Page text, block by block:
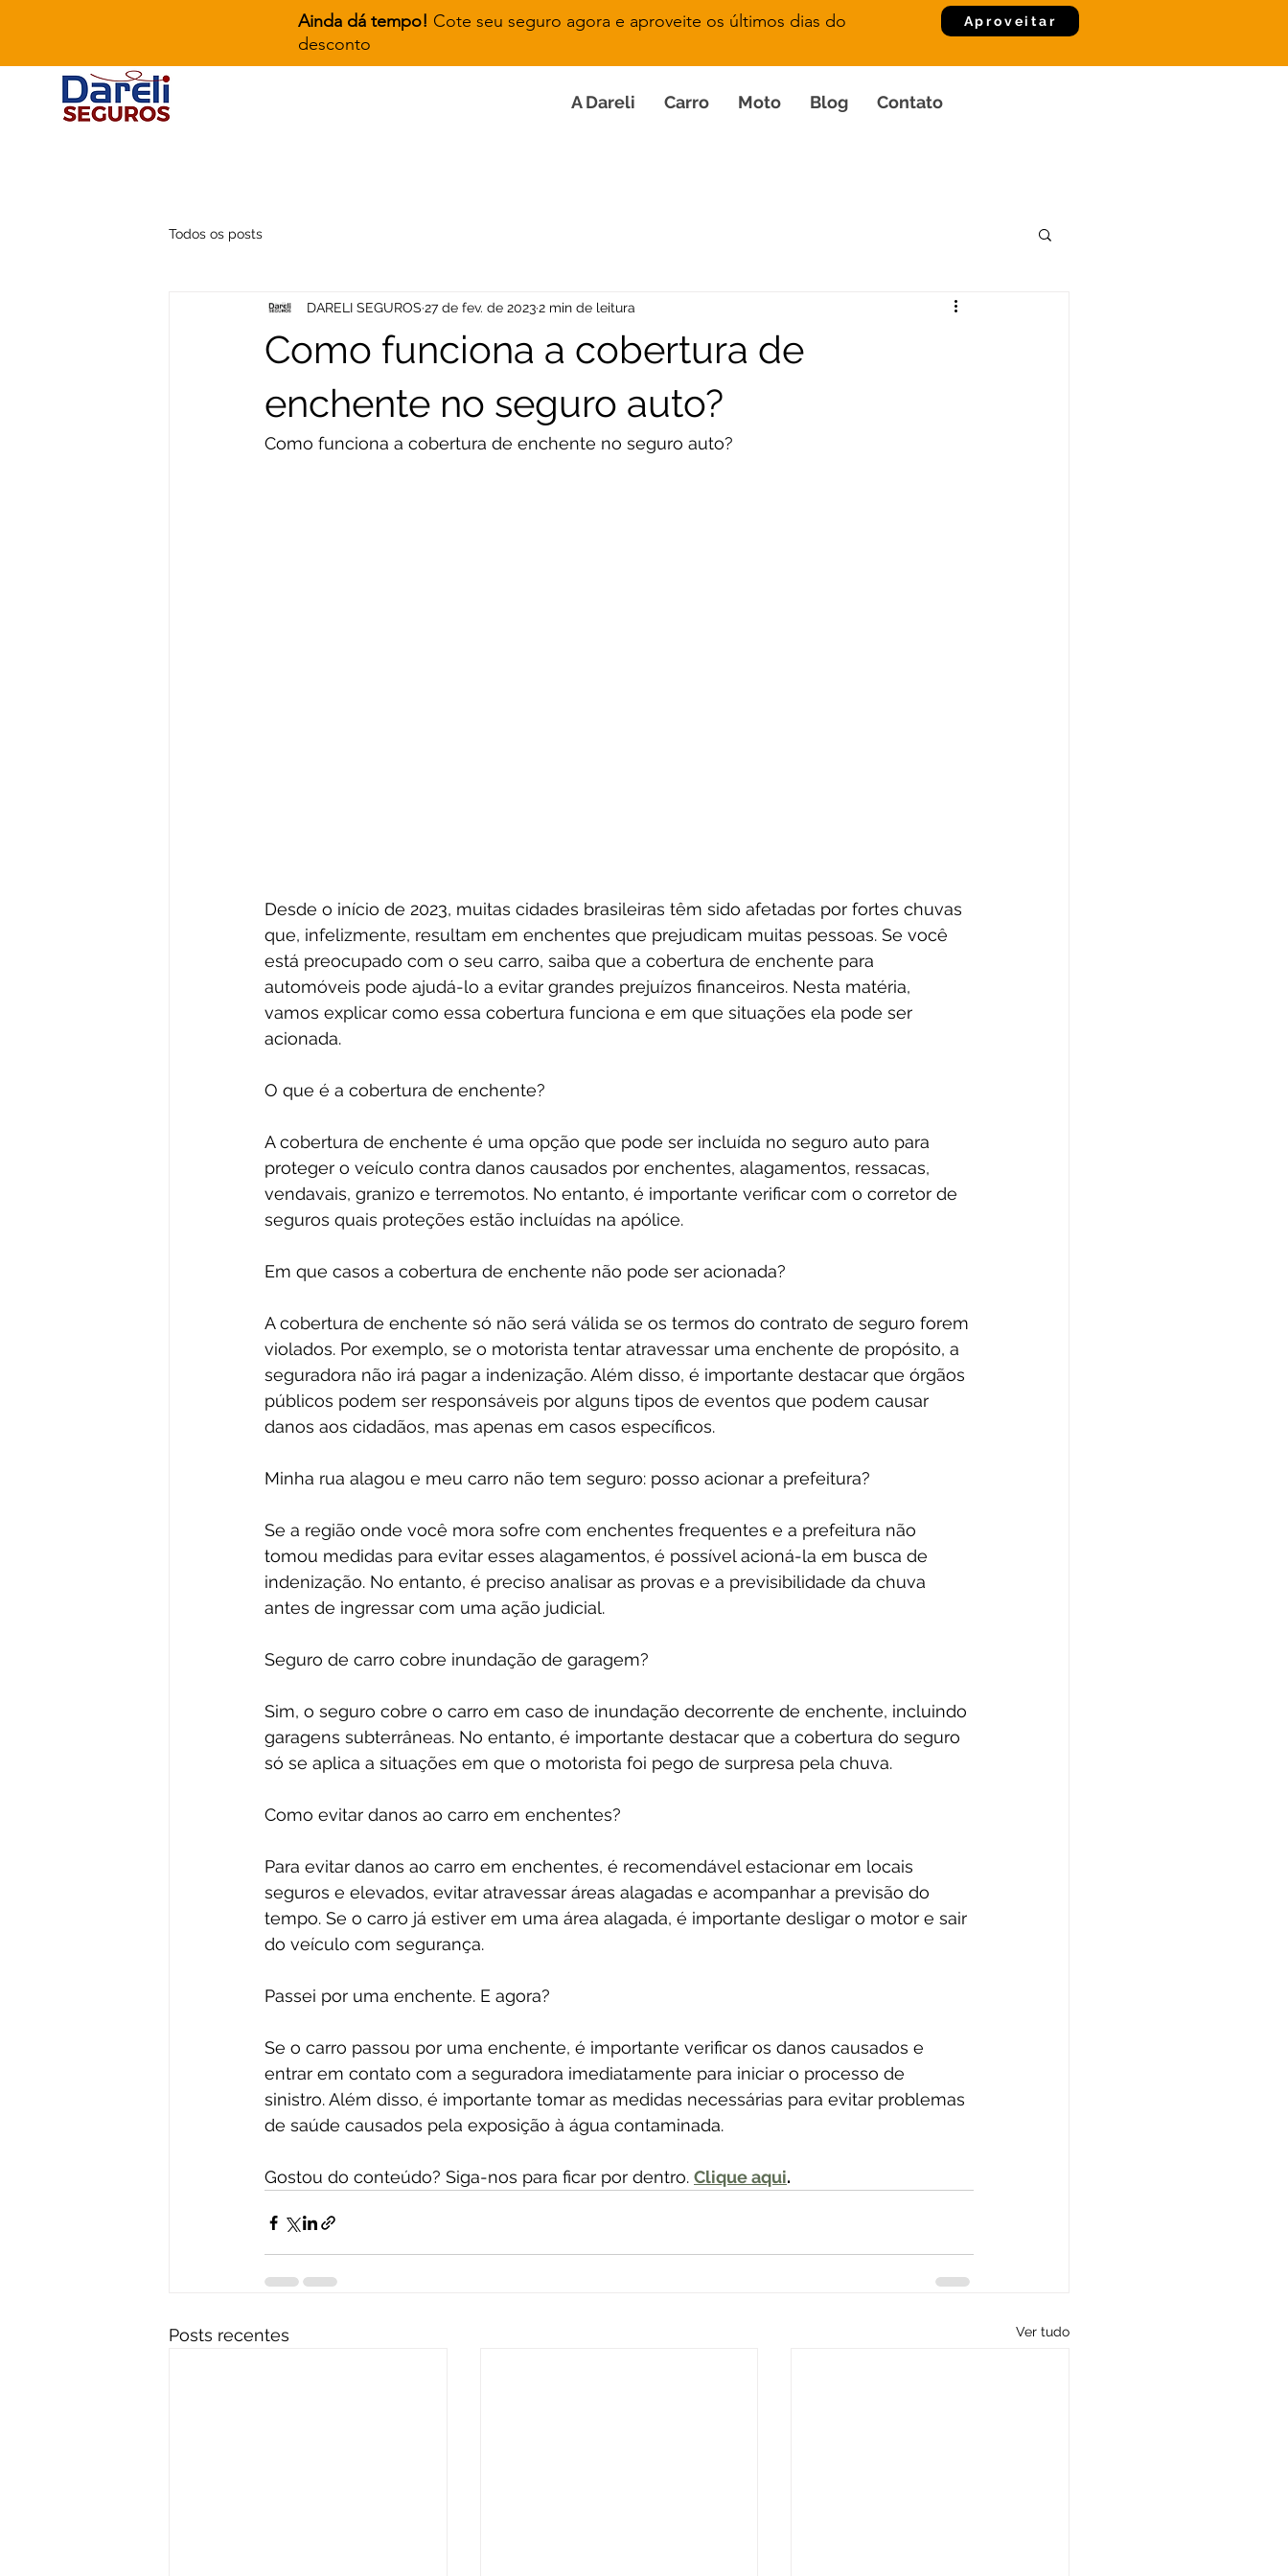
Ainda dá tempo! Cote seu seguro agora e aproveite os últimos dias do
desconto
Aproveitar
A Dareli Carro Moto Blog Contato
Todos os posts
Como funciona a cobertura de
enchente no seguro auto?
DARELI SEGUROS 27 de fev. de 20232 min de leitura
Como funciona a cobertura de enchente no seguro auto?
Desde o início de 2023, muitas cidades brasileiras têm sido afetadas por fortes chuvas
que, infelizmente, resultam em enchentes que prejudicam muitas pessoas. Se você
está preocupado com o seu carro, saiba que a cobertura de enchente para
automóveis pode ajudá-lo a evitar grandes prejuízos financeiros. Nesta matéria,
vamos explicar como essa cobertura funciona e em que situações ela pode ser
acionada.
O que é a cobertura de enchente?
A cobertura de enchente é uma opção que pode ser incluída no seguro auto para
proteger o veículo contra danos causados por enchentes, alagamentos, ressacas,
vendavais, granizo e terremotos. No entanto, é importante verificar com o corretor de
seguros quais proteções estão incluídas na apólice.
Em que casos a cobertura de enchente não pode ser acionada?
A cobertura de enchente só não será válida se os termos do contrato de seguro forem
violados. Por exemplo, se o motorista tentar atravessar uma enchente de propósito, a
seguradora não irá pagar a indenização. Além disso, é importante destacar que órgãos
públicos podem ser responsáveis ​​por alguns tipos de eventos que podem causar
danos aos cidadãos, mas apenas em casos específicos.
Minha rua alagou e meu carro não tem seguro: posso acionar a prefeitura?
Se a região onde você mora sofre com enchentes frequentes e a prefeitura não
tomou medidas para evitar esses alagamentos, é possível acioná-la em busca de
indenização. No entanto, é preciso analisar as provas e a previsibilidade da chuva
antes de ingressar com uma ação judicial.
Seguro de carro cobre inundação de garagem?
Sim, o seguro cobre o carro em caso de inundação decorrente de enchente, incluindo
garagens subterrâneas. No entanto, é importante destacar que a cobertura do seguro
só se aplica a situações em que o motorista foi pego de surpresa pela chuva.
Como evitar danos ao carro em enchentes?
Para evitar danos ao carro em enchentes, é recomendável estacionar em locais
seguros e elevados, evitar atravessar áreas alagadas e acompanhar a previsão do
tempo. Se o carro já estiver em uma área alagada, é importante desligar o motor e sair
do veículo com segurança.
Passei por uma enchente. E agora?
Se o carro passou por uma enchente, é importante verificar os danos causados e
entrar em contato com a seguradora imediatamente para iniciar o processo de
sinistro. Além disso, é importante tomar as medidas necessárias para evitar problemas
de saúde causados pela exposição à água contaminada.
Gostou do conteúdo? Siga-nos para ficar por dentro. Clique aqui.
Posts recentes Ver tudo